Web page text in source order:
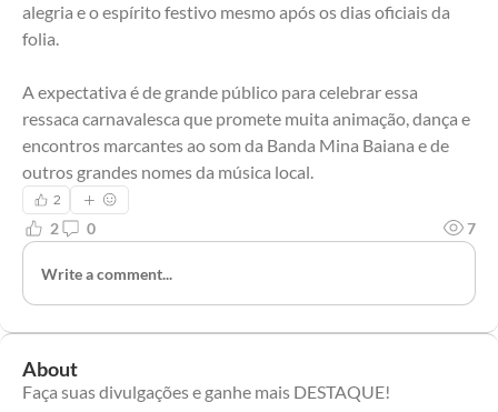
alegria e o espírito festivo mesmo após os dias oficiais da
folia.
A expectativa é de grande público para celebrar essa
ressaca carnavalesca que promete muita animação, dança e
encontros marcantes ao som da Banda Mina Baiana e de
outros grandes nomes da música local.
2
2 0 7
Write a comment...
About
Faça suas divulgações e ganhe mais DESTAQUE!